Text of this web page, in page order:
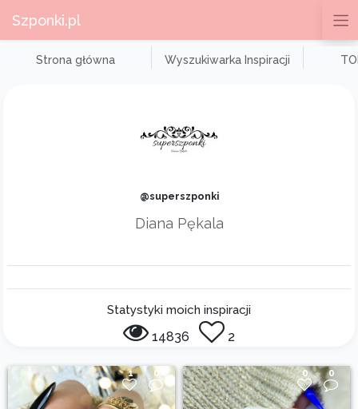
Szponki.pl
Strona główna Wyszukiwarka Inspiracji
@superszponki
Diana Pękala
Statystyki moich inspiracji
14836 2
1 0 0 0